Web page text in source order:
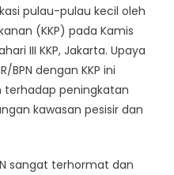
pulau-pulau kecil oleh
(KKP) pada Kamis
III KKP, Jakarta. Upaya
BPN dengan KKP ini
peningkatan
kawasan pesisir dan
sangat terhormat dan